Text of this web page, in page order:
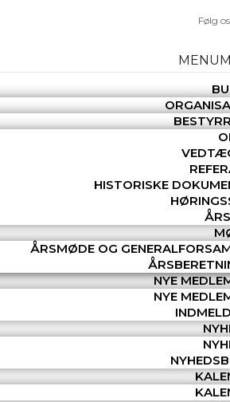
Følg
MENU
HISTORISKE
ÅRSMØDE OG
NYE
NYE